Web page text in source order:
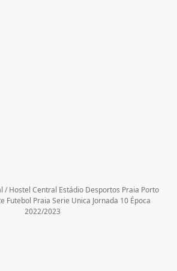
/ Hostel Central Estádio Desportos Praia Porto
Futebol Praia Serie Unica Jornada 10 Época
2022/2023